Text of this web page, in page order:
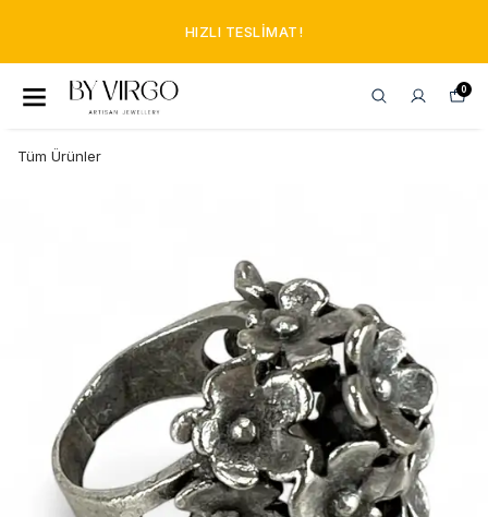
HIZLI TESLIMAT!
0
Tüm Ürünler